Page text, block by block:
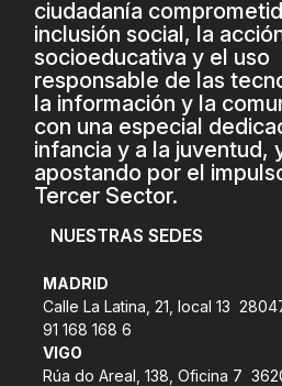
ciudadanía
inclusión social, la
socioeducativa y el uso
responsable de las
la información y la
con una especial
infancia y a la juventud,
apostando por el
Tercer Sector.
NUESTRAS SEDES
MADRID
Calle La Latina, 21, local 13
91 168 168 6
VIGO
Rúa do Areal, 138, Oficina 7